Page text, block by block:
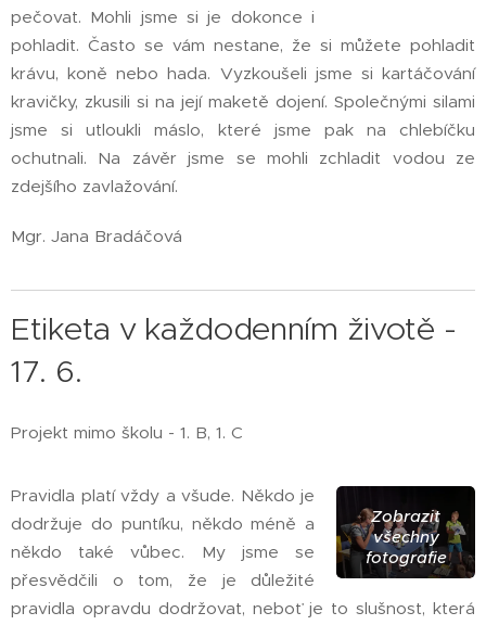
pečovat. Mohli jsme si je dokonce i
pohladit. Často se vám nestane, že si můžete pohladit
krávu, koně nebo hada. Vyzkoušeli jsme si kartáčování
kravičky, zkusili si na její maketě dojení. Společnými silami
jsme si utloukli máslo, které jsme pak na chlebíčku
ochutnali. Na závěr jsme se mohli zchladit vodou ze
zdejšího zavlažování.
Mgr. Jana Bradáčová
Etiketa v každodenním životě -
17. 6.
Projekt mimo školu - 1. B, 1. C
Zobrazit
všechny
fotografie
Pravidla platí vždy a všude. Někdo je
dodržuje do puntíku, někdo méně a
někdo také vůbec. My jsme se
přesvědčili o tom, že je důležité
pravidla opravdu dodržovat, neboť je to slušnost, která